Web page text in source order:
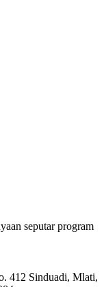
seputar program
412 Sinduadi, Mlati,